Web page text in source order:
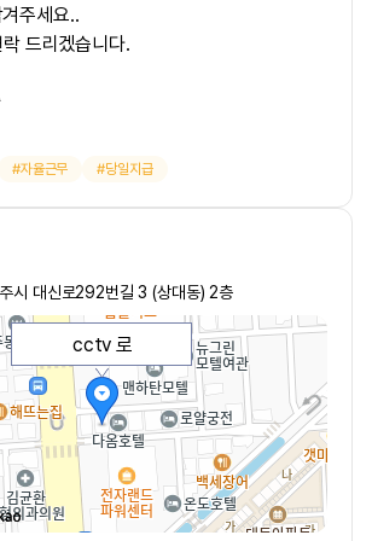
주세요..
드리겠습니다.
자율근무 당일지급
시 대신로292번길 3 (상대동) 2층
cctv 로